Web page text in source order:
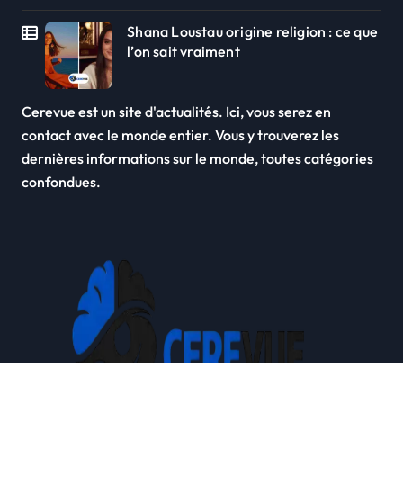
Shana Loustau origine religion : ce que
l’on sait vraiment
Cerevue est un site d'actualités. Ici, vous serez en
contact avec le monde entier. Vous y trouverez les
dernières informations sur le monde, toutes catégories
confondues.